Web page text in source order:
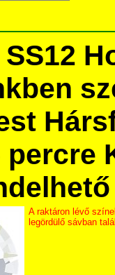
A raktáron lévő
legördülő sávban